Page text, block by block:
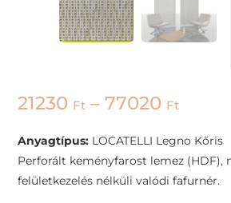
21230 Ft – 77020 Ft
Anyagtípus: LOCATELLI Legno Kőris
Perforált keményfarost lemez (HDF),
felületkezelés nélküli valódi fafurnér.